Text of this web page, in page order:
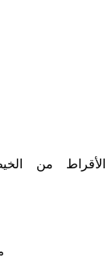
الأقراط من